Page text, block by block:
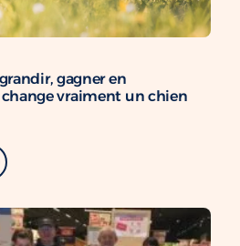
gagner en
vraiment un chien